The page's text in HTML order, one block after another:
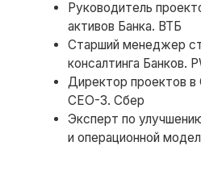
Получай подарки от
при покупке курса